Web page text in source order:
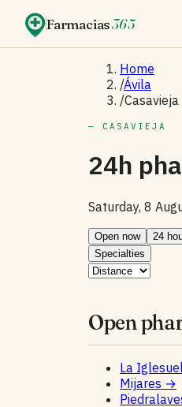
Farmacias365
Home
/Ávila
/Casavieja
— CASAVIEJA
24h
Saturday, 8
Open now
24
Specialties
Open
La
Mijares →